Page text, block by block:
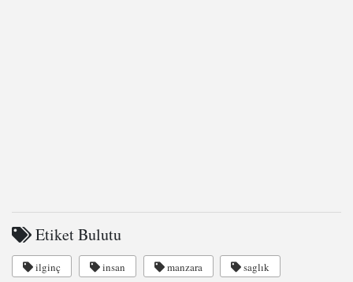
Etiket Bulutu
ilginç insan manzara saglık